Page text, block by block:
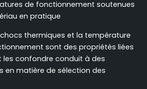
de fonctionnement soutenues
en pratique
thermiques et la température
sont des propriétés liées
les confondre conduit à des
en matière de sélection des